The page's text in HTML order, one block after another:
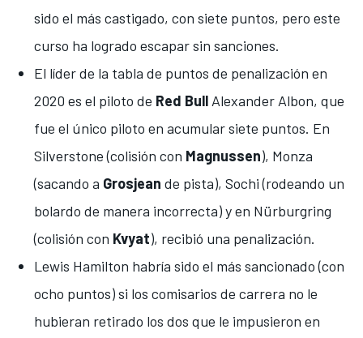
sido el más castigado, con siete puntos, pero este
curso ha logrado escapar sin sanciones.
El líder de la tabla de puntos de penalización en
2020 es el piloto de Red Bull Alexander Albon, que
fue el único piloto en acumular siete puntos. En
Silverstone(colisión con Magnussen), Monza
(sacando a Grosjean de pista), Sochi(rodeando un
bolardo de manera incorrecta) y en Nürburgring
(colisión con Kvyat), recibió una penalización.
Lewis Hamilton habría sido el más sancionado (con
ocho puntos) si los comisarios de carrera no le
hubieran retirado los dos que le impusieron en